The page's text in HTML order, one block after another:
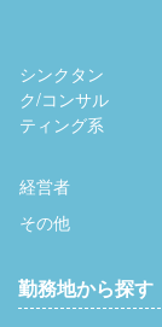
シンクタン
ク/コンサル
ティング系
経営者
その他
勤務地から探す